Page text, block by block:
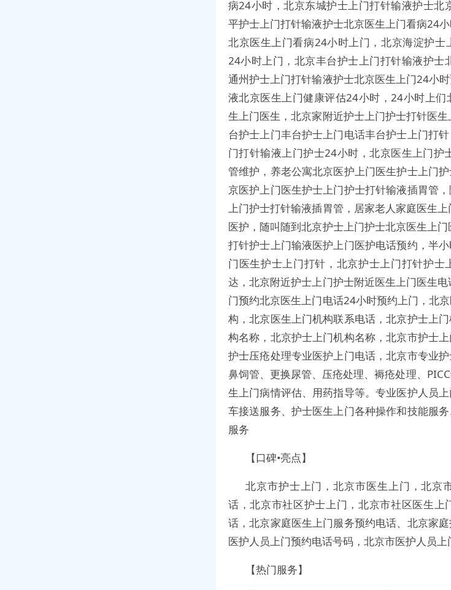
病24小时，北京东城护士上门打针输液护士北
平护士上门打针输液护士北京医生上门看病24
北京医生上门看病24小时上门，北京海淀护士
24小时上门，北京丰台护士上门打针输液护士
通州护士上门打针输液护士北京医生上门24小
液北京医生上门健康评估24小时，24小时上
生上门医生，北京家附近护士上门护士打针医
台护士上门丰台护士上门电话丰台护士上门打
门打针输液上门护士24小时，北京医生上门护
管维护，养老公寓北京医护上门医生护士上门
京医护上门医生护士上门护士打针输液插胃管
上门护士打针输液插胃管，居家老人家庭医生
医护，随叫随到北京护士上门护士北京医生上
打针护士上门输液医护上门医护电话预约，半
门医生护士上门打针，北京护士上门打针护士
达，北京附近护士上门护士附近医生上门医生
门预约北京医生上门电话24小时预约上门，北
构，北京医生上门机构联系电话，北京护士上
构名称，北京护士上门机构名称，北京市护士
护士压疮处理专业医护上门电话，北京市专业
鼻饲管、更换尿管、压疮处理、褥疮处理、
生上门病情评估、用药指导等。专业医护人员
车接送服务、护士医生上门各种操作和技能服
服务
【口碑•亮点】
北京市护士上门，北京市医生上门，北京
话，北京市社区护士上门，北京市社区医生上
话，北京家庭医生上门服务预约电话、北京家
医护人员上门预约电话号码，北京市医护人员
【热门服务】